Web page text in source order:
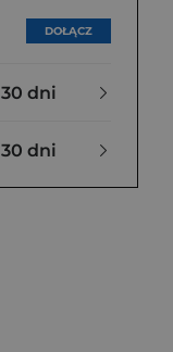
DOŁĄCZ
30 dni
30 dni